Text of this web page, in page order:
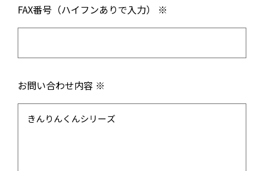
FAX番号（ハイフンありで入力） ※
お問い合わせ内容 ※